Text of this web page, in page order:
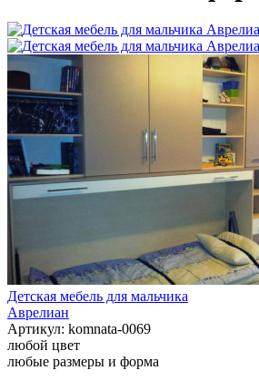
Детская мебель для мальчика
Аврелиан
Артикул: komnata-0069
любой цвет
любые размеры и форма